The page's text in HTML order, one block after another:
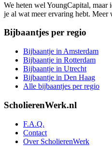
We heten wel YoungCapital, maar
je al wat meer ervaring hebt. Meer
Bijbaantjes per regio
Bijbaantje in Amsterdam
Bijbaantje in Rotterdam
Bijbaantje in Utrecht
Bijbaantje in Den Haag
Alle bijbaantjes per regio
ScholierenWerk.nl
F.A.Q.
Contact
Over ScholierenWerk